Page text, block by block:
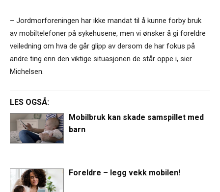
– Jordmorforeningen har ikke mandat til å kunne forby bruk
av mobiltelefoner på sykehusene, men vi ønsker å gi foreldre
veiledning om hva de går glipp av dersom de har fokus på
andre ting enn den viktige situasjonen de står oppe i, sier
Michelsen.
LES OGSÅ:
Mobilbruk kan skade samspillet med
barn
Foreldre – legg vekk mobilen!